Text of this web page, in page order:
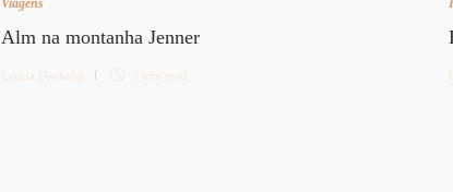
Viagens
Alm na montanha Jenner
Letícia Diethelm 3 min read